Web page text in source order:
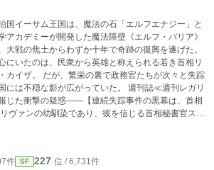
国イーサム王国は、魔法の石「エルフエナジー」と
アカデミーが開発した魔法障壁《エルフ・バリア》
大戦の焦土からわずか十年で奇跡の復興を遂げた。
にいたのは、民衆から英雄と称えられる若き首相リ
栄の裏で政務官たちが次々と失踪
には不穏な影が広がっていた。 週刊誌≪週刊レガリ
じた衝撃の疑惑――【連続失踪事件の黒幕は、首相
研究と、狂気に染まりつつある「同志」の姿だっ
件 SF 227 位 / 6,731件